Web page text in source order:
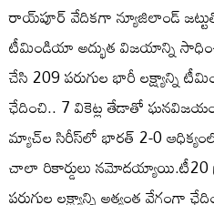
రాయ్‌పూర్ వేదికగా న్యూజిలాండ్
టీమిండియా అద్భుత విజయాన్ని
చేసి 209 పరుగుల భారీ లక్ష్యాన్ని
ఛేదించి.. 7 వికెట్ల తేడాతో
మ్యాచ్‌ల సిరీస్‌లో భారత్ 2-0
చాలా రికార్డులు నమోదయ్యాయి.టీ20
పరుగుల లక్ష్యాన్ని అత్యంత వేగంగా